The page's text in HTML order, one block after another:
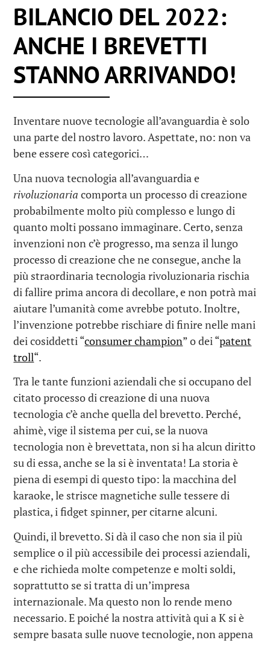
BILANCIO DEL 2022:
ANCHE I BREVETTI
STANNO ARRIVANDO!
Inventare nuove tecnologie all’avanguardia è solo
una parte del nostro lavoro. Aspettate, no: non va
bene essere così categorici…
Una nuova tecnologia all’avanguardia e
rivoluzionaria comporta un processo di creazione
probabilmente molto più complesso e lungo di
quanto molti possano immaginare. Certo, senza
invenzioni non c’è progresso, ma senza il lungo
processo di creazione che ne consegue, anche la
più straordinaria tecnologia rivoluzionaria rischia
di fallire prima ancora di decollare, e non potrà mai
aiutare l’umanità come avrebbe potuto. Inoltre,
l’invenzione potrebbe rischiare di finire nelle mani
dei cosiddetti “consumer champion” o dei “patent
troll“.
Tra le tante funzioni aziendali che si occupano del
citato processo di creazione di una nuova
tecnologia c’è anche quella del brevetto. Perché,
ahimè, vige il sistema per cui, se la nuova
tecnologia non è brevettata, non si ha alcun diritto
su di essa, anche se la si è inventata! La storia è
piena di esempi di questo tipo: la macchina del
karaoke, le strisce magnetiche sulle tessere di
plastica, i fidget spinner, per citarne alcuni.
Quindi, il brevetto. Si dà il caso che non sia il più
semplice o il più accessibile dei processi aziendali,
e che richieda molte competenze e molti soldi,
soprattutto se si tratta di un’impresa
internazionale. Ma questo non lo rende meno
necessario. E poiché la nostra attività qui a K si è
sempre basata sulle nuove tecnologie, non appena